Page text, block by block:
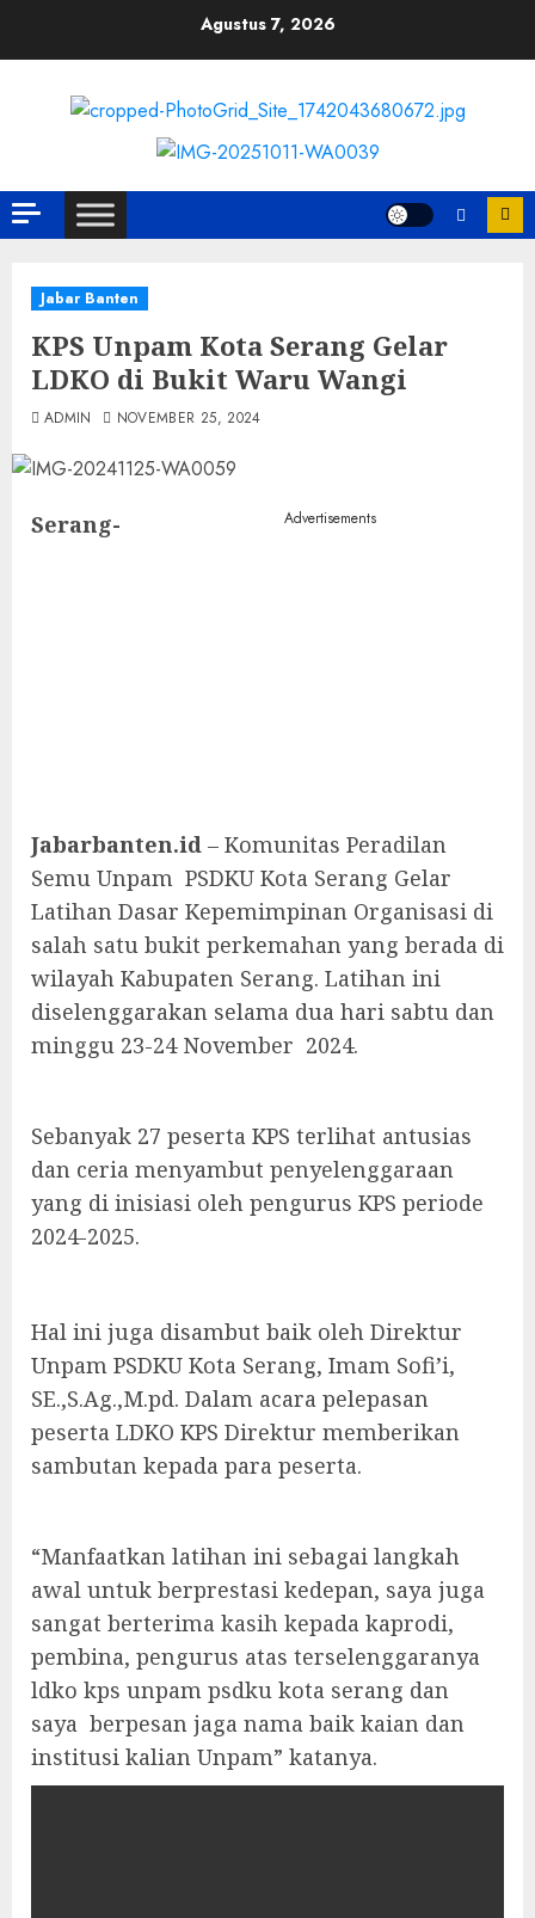
Agustus 7, 2026
Jabar Banten
KPS Unpam Kota Serang Gelar
LDKO di Bukit Waru Wangi
ADMIN NOVEMBER 25, 2024
Advertisements
Serang-
Jabarbanten.id – Komunitas Peradilan
Semu Unpam PSDKU Kota Serang Gelar
Latihan Dasar Kepemimpinan Organisasi di
salah satu bukit perkemahan yang berada di
wilayah Kabupaten Serang. Latihan ini
diselenggarakan selama dua hari sabtu dan
minggu 23-24 November 2024.
Sebanyak 27 peserta KPS terlihat antusias
dan ceria menyambut penyelenggaraan
yang di inisiasi oleh pengurus KPS periode
2024-2025.
Hal ini juga disambut baik oleh Direktur
Unpam PSDKU Kota Serang, Imam Sofi’i,
SE.,S.Ag.,M.pd. Dalam acara pelepasan
peserta LDKO KPS Direktur memberikan
sambutan kepada para peserta.
“Manfaatkan latihan ini sebagai langkah
awal untuk berprestasi kedepan, saya juga
sangat berterima kasih kepada kaprodi,
pembina, pengurus atas terselenggaranya
ldko kps unpam psdku kota serang dan
saya berpesan jaga nama baik kaian dan
institusi kalian Unpam” katanya.